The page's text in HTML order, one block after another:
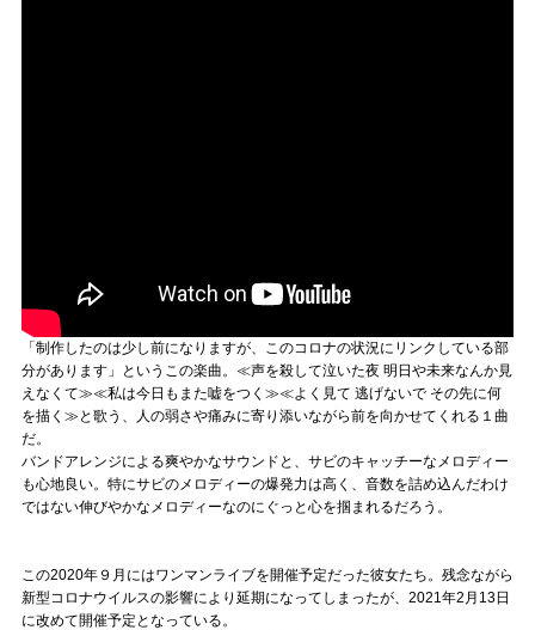
「制作したのは少し前になりますが、このコロナの状況にリンクしている部
分があります」というこの楽曲。≪声を殺して泣いた夜 明日や未来なんか見
えなくて≫≪私は今日もまた嘘をつく≫≪よく見て 逃げないで その先に何
を描く≫と歌う、人の弱さや痛みに寄り添いながら前を向かせてくれる１曲
だ。
バンドアレンジによる爽やかなサウンドと、サビのキャッチーなメロディー
も心地良い。特にサビのメロディーの爆発力は高く、音数を詰め込んだわけ
ではない伸びやかなメロディーなのにぐっと心を掴まれるだろう。
この2020年９月にはワンマンライブを開催予定だった彼女たち。残念ながら
新型コロナウイルスの影響により延期になってしまったが、2021年2月13日
に改めて開催予定となっている。